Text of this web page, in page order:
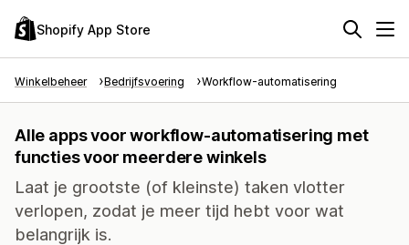
Shopify App Store
Winkelbeheer Bedrijfsvoering Workflow-automatisering
Alle apps voor workflow-automatisering met
functies voor meerdere winkels
Laat je grootste (of kleinste) taken vlotter
verlopen, zodat je meer tijd hebt voor wat
belangrijk is.